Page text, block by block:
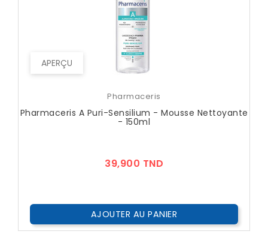
APERÇU
Pharmaceris
Pharmaceris A Puri-Sensilium - Mousse Nettoyante
- 150ml
39,900 TND
AJOUTER AU PANIER